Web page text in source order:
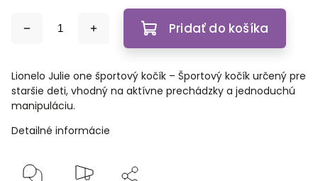
Pridať do košíka
Lionelo Julie one športový kočík – Športový kočík určený pre
staršie deti, vhodný na aktívne prechádzky a jednoduchú
manipuláciu.
Detailné informácie